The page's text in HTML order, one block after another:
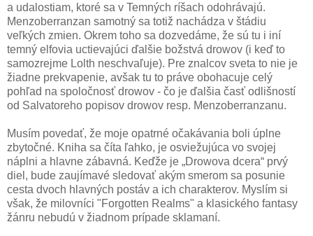
a udalostiam, ktoré sa v Temných ríšach odohrávajú.
Menzoberranzan samotný sa totiž nachádza v štádiu
veľkých zmien. Okrem toho sa dozvedáme, že sú tu i iní
temný elfovia uctievajúci ďalšie božstvá drowov (i keď to
samozrejme Lolth neschvaľuje). Pre znalcov sveta to nie je
žiadne prekvapenie, avšak tu to práve obohacuje celý
pohľad na spoločnosť drowov - čo je ďalšia časť odlišností
od Salvatoreho popisov drowov resp. Menzoberranzanu.
Musím povedať, že moje opatrné očakávania boli úplne
zbytočné. Kniha sa číta ľahko, je osviežujúca vo svojej
náplni a hlavne zábavná. Keďže je „Drowova dcera“ prvý
diel, bude zaujímavé sledovať akým smerom sa posunie
cesta dvoch hlavných postáv a ich charakterov. Myslím si
však, že milovníci "Forgotten Realms" a klasického fantasy
žánru nebudú v žiadnom prípade sklamaní.